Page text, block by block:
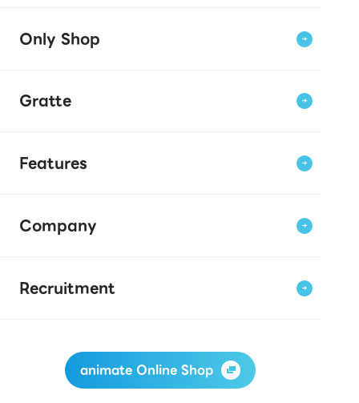
Only Shop
Gratte
Features
Company
Recruitment
animate Online Shop